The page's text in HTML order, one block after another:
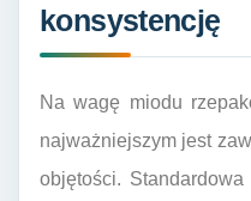
konsystencję
Na wagę miodu
najważniejszym jest
objętości.